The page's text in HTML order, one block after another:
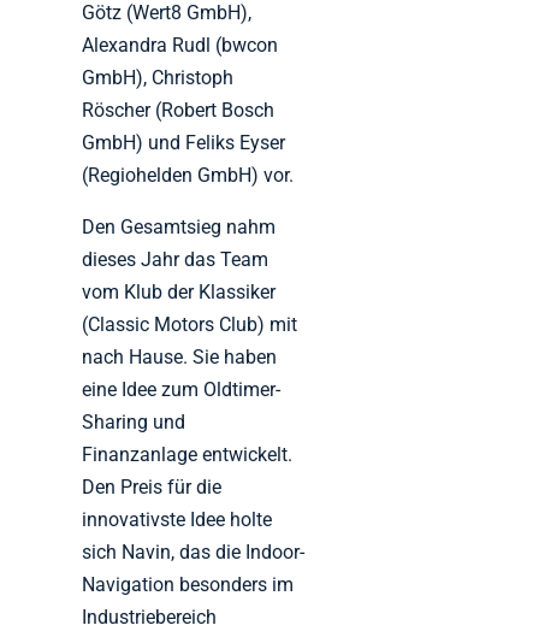
Götz (Wert8 GmbH),
Alexandra Rudl (bwcon
GmbH), Christoph
Röscher (Robert Bosch
GmbH) und Feliks Eyser
(Regiohelden GmbH) vor.
Den Gesamtsieg nahm
dieses Jahr das Team
vom Klub der Klassiker
(Classic Motors Club) mit
nach Hause. Sie haben
eine Idee zum Oldtimer-
Sharing und
Finanzanlage entwickelt.
Den Preis für die
innovativste Idee holte
sich Navin, das die Indoor-
Navigation besonders im
Industriebereich